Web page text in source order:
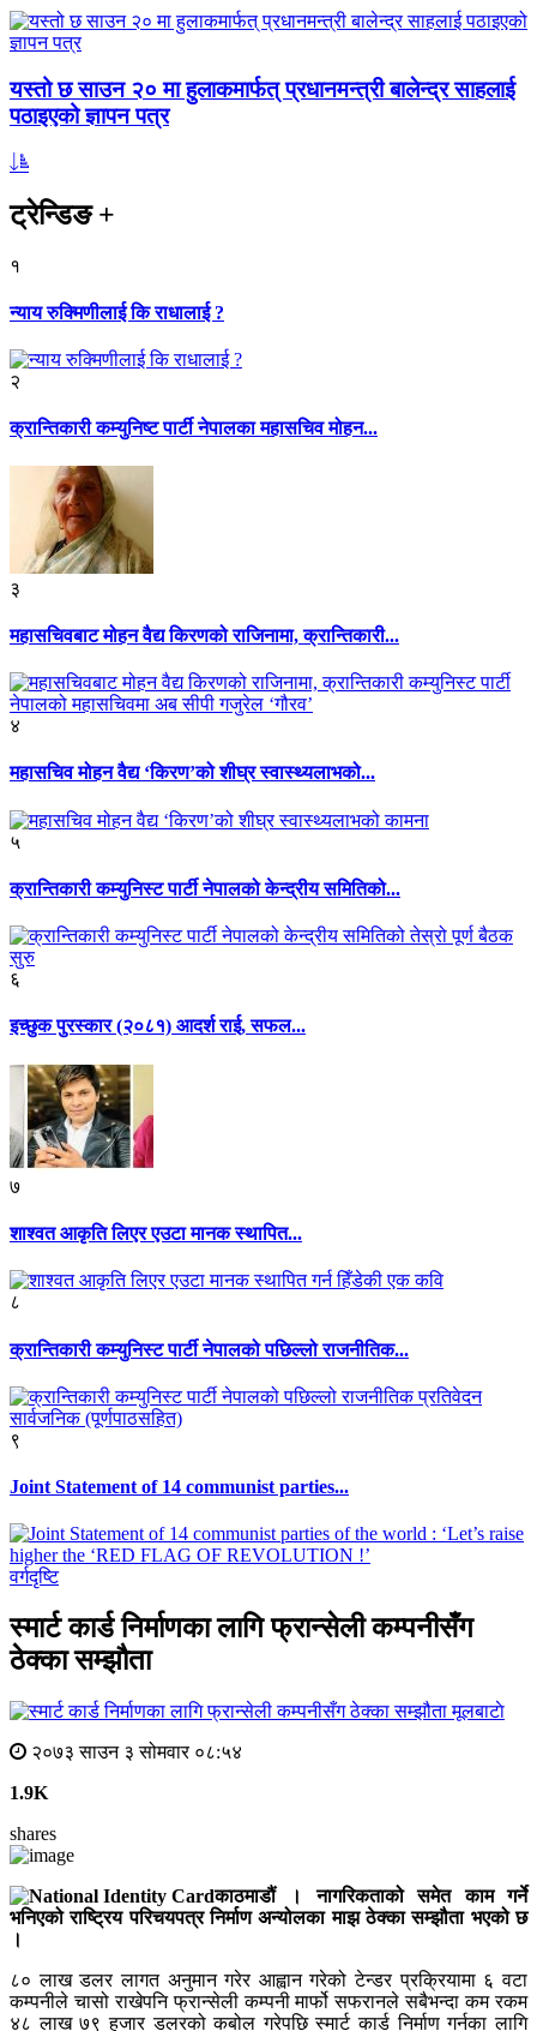
यस्तो छ साउन २० मा हुलाकमार्फत् प्रधानमन्त्री बालेन्द्र साहलाई
पठाइएको ज्ञापन पत्र
ट्रेन्डिङ+
१
न्याय रुक्मिणीलाई कि राधालाई ?
२
क्रान्तिकारी कम्युनिष्ट पार्टी नेपालका महासचिव मोहन...
३
महासचिवबाट मोहन वैद्य किरणको राजिनामा, क्रान्तिकारी...
४
महासचिव मोहन वैद्य ‘किरण’को शीघ्र स्वास्थ्यलाभको...
५
क्रान्तिकारी कम्युनिस्ट पार्टी नेपालको केन्द्रीय समितिको...
६
इच्छुक पुरस्कार (२०८१) आदर्श राई, सफल...
७
शाश्वत आकृति लिएर एउटा मानक स्थापित...
८
क्रान्तिकारी कम्युनिस्ट पार्टी नेपालको पछिल्लो राजनीतिक...
९
Joint Statement of 14 communist parties...
वर्गदृष्टि
स्मार्ट कार्ड निर्माणका लागि फ्रान्सेली कम्पनीसँग
ठेक्का सम्झौता
मूलबाटाे
२०७३ साउन ३ सोमवार ०८:५४
1.9K
shares
काठमाडौं । नागरिकताको समेत काम गर्ने
भनिएको राष्ट्रिय परिचयपत्र निर्माण अन्योलका माझ ठेक्का सम्झौता भएको छ
।
८० लाख डलर लागत अनुमान गरेर आह्वान गरेको टेन्डर प्रक्रियामा ६ वटा
कम्पनीले चासो राखेपनि फ्रान्सेली कम्पनी मार्फो सफरानले सबैभन्दा कम रकम
४८ लाख ७९ हजार डलरको कबोल गरेपछि स्मार्ट कार्ड निर्माण गर्नका लागि